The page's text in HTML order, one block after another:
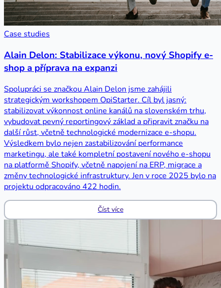
Case studies
Alain Delon: Stabilizace výkonu, nový Shopify e-
shop a příprava na expanzi
Spolupráci se značkou Alain Delon jsme zahájili
strategickým workshopem OpiStarter. Cíl byl jasný:
stabilizovat výkonnost online kanálů na slovenském trhu,
vybudovat pevný reportingový základ a připravit značku na
další růst, včetně technologické modernizace e-shopu.
Výsledkem bylo nejen zastabilizování performance
marketingu, ale také kompletní postavení nového e-shopu
na platformě Shopify, včetně napojení na ERP, migrace a
změny technologické infrastruktury. Jen v roce 2025 bylo na
projektu odpracováno 422 hodin.
Číst více